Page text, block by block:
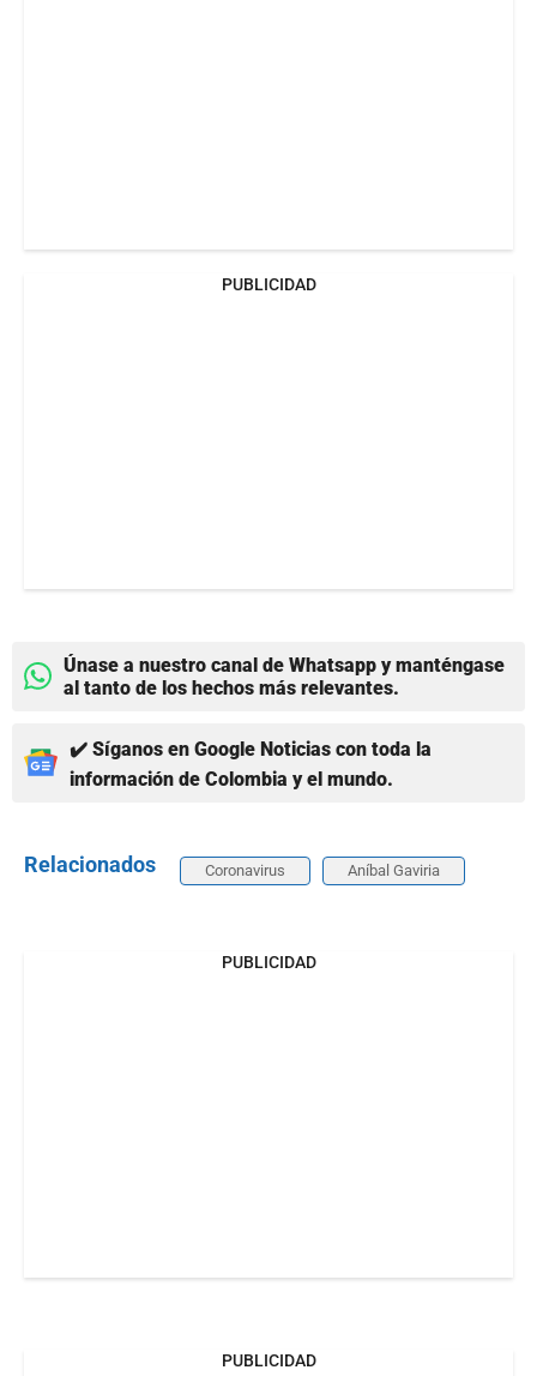
PUBLICIDAD
Únase a nuestro canal de Whatsapp y manténgase
al tanto de los hechos más relevantes.
✔️ Síganos en Google Noticias con toda la
información de Colombia y el mundo.
Relacionados Coronavirus Aníbal Gaviria
PUBLICIDAD
PUBLICIDAD